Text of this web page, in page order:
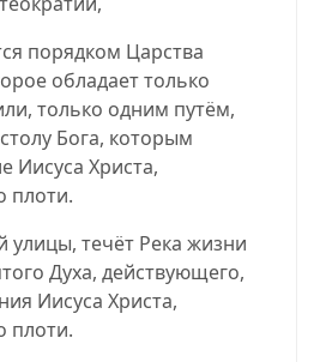
порядком Царства
обладает только
только одним путём,
Бога, которым
Иисуса Христа,
плоти.
улицы, течёт Река жизни
Духа, действующего,
Иисуса Христа,
плоти.